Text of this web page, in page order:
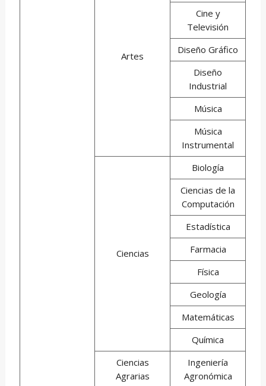
Artes
Cine y
Televisión
Diseño Gráfico
Diseño
Industrial
Música
Música
Instrumental
Ciencias
Biología
Ciencias de la
Computación
Estadística
Farmacia
Física
Geología
Matemáticas
Química
Ciencias
Agrarias
Ingeniería
Agronómica